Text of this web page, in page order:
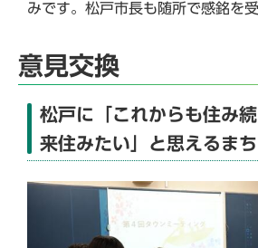
みです。松戸市長も随所で感銘を
意見交換
松戸に「これからも住み
来住みたい」と思えるま